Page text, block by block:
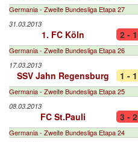
Germania - Zweite Bundesliga Etapa 27
31.03.2013
1. FC Köln 2 - 1
Germania - Zweite Bundesliga Etapa 26
17.03.2013
SSV Jahn Regensburg 1 - 1
Germania - Zweite Bundesliga Etapa 25
08.03.2013
FC St.Pauli 3 - 2
Germania - Zweite Bundesliga Etapa 24